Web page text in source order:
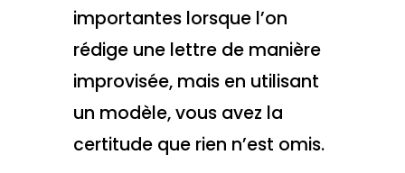
importantes lorsque l’on
rédige une lettre de manière
improvisée, mais en utilisant
un modèle, vous avez la
certitude que rien n’est omis.